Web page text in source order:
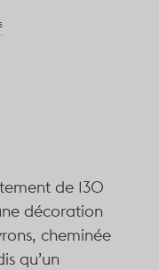
de 130
décoration
cheminée
qu’un